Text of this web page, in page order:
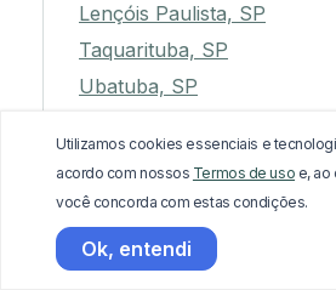
Lençóis Paulista, SP
Taquarituba, SP
Ubatuba, SP
Reginópolis, SP
Piquete, SP
Bastos, SP
Utilizamos cookies essenciais e
acordo com nossos Termos de uso e, ao
você concorda com estas condições.
Ok, entendi